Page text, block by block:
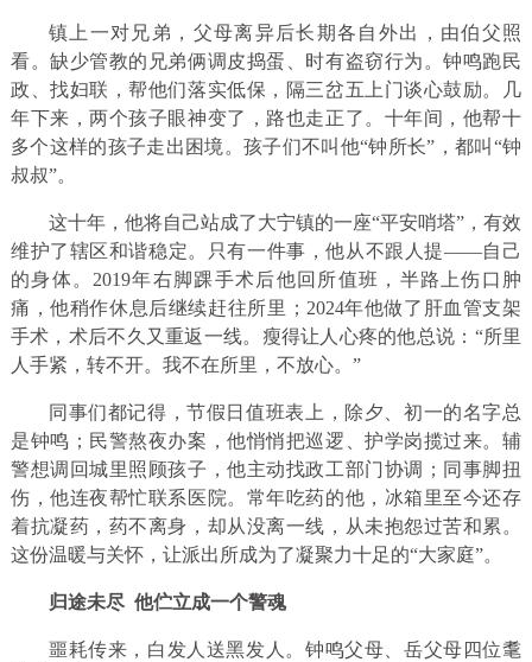
镇上一对兄弟，父母离异后长期各自外出，由伯父照
看。缺少管教的兄弟俩调皮捣蛋、时有盗窃行为。钟鸣跑民
政、找妇联，帮他们落实低保，隔三岔五上门谈心鼓励。几
年下来，两个孩子眼神变了，路也走正了。十年间，他帮十
多个这样的孩子走出困境。孩子们不叫他“钟所长”，都叫“钟
叔叔”。
这十年，他将自己站成了大宁镇的一座“平安哨塔”，有效
维护了辖区和谐稳定。只有一件事，他从不跟人提——自己
的身体。2019年右脚踝手术后他回所值班，半路上伤口肿
痛，他稍作休息后继续赶往所里；2024年他做了肝血管支架
手术，术后不久又重返一线。瘦得让人心疼的他总说：“所里
人手紧，转不开。我不在所里，不放心。”
同事们都记得，节假日值班表上，除夕、初一的名字总
是钟鸣；民警熬夜办案，他悄悄把巡逻、护学岗揽过来。辅
警想调回城里照顾孩子，他主动找政工部门协调；同事脚扭
伤，他连夜帮忙联系医院。常年吃药的他，冰箱里至今还存
着抗凝药，药不离身，却从没离一线，从未抱怨过苦和累。
这份温暖与关怀，让派出所成为了凝聚力十足的“大家庭”。
归途未尽 他伫立成一个警魂
噩耗传来，白发人送黑发人。钟鸣父母、岳父母四位耄